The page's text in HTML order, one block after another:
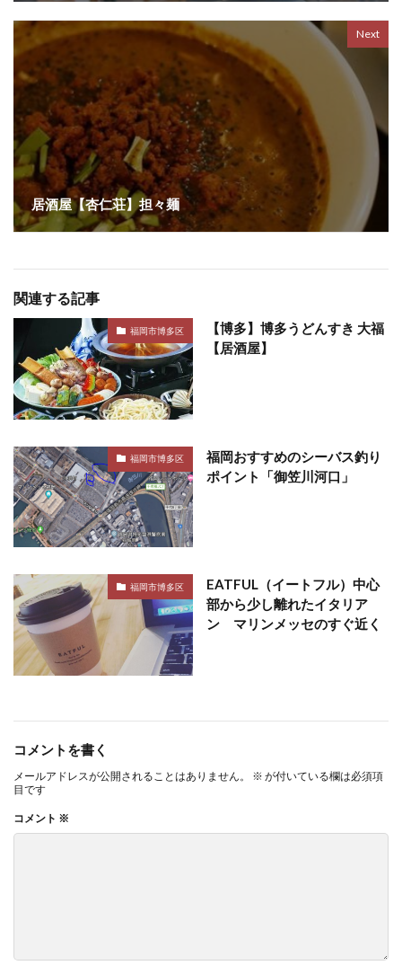
Next
居酒屋【杏仁荘】担々麺
関連する記事
福岡市博多区
【博多】博多うどんすき 大福
【居酒屋】
福岡市博多区
福岡おすすめのシーバス釣り
ポイント「御笠川河口」
福岡市博多区
EATFUL（イートフル）中心
部から少し離れたイタリア
ン マリンメッセのすぐ近く
コメントを書く
メールアドレスが公開されることはありません。 ※ が付いている欄は必須項
目です
コメント ※